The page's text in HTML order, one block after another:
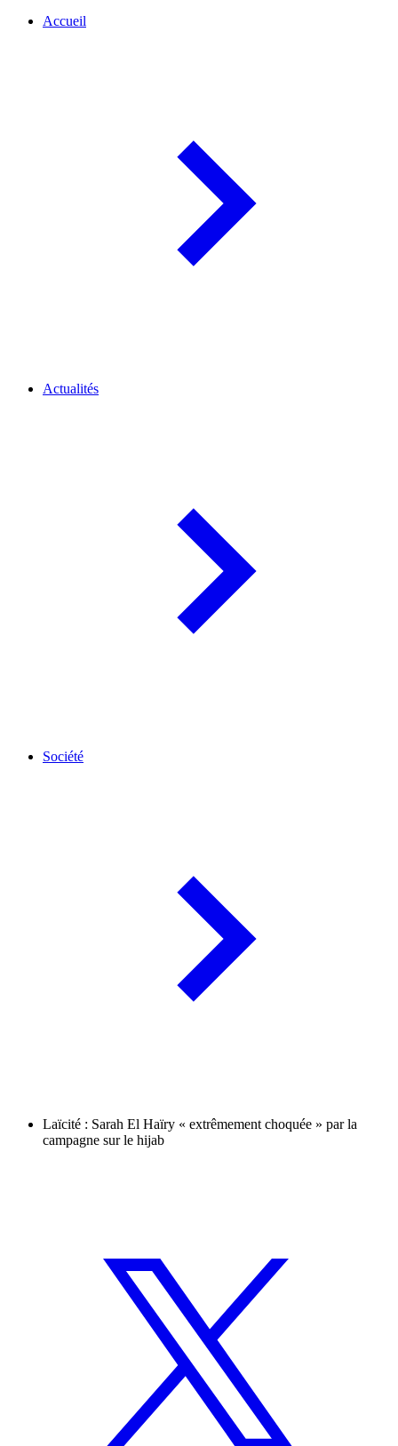
Accueil
Actualités
Société
Laïcité : Sarah El Haïry « extrêmement choquée » par la
campagne sur le hijab